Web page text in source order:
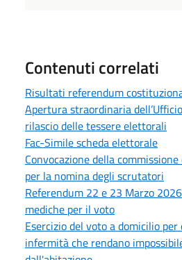
Contenuti correlati
Risultati referendum
Apertura straordinaria
rilascio delle tessere elettorali
Fac-Simile scheda elettorale
Convocazione della
per la nomina degli scrutatori
Referendum 22 e 23 Marzo
mediche per il voto
Esercizio del voto a domicilio
infermità che rendano